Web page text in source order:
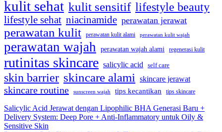
kulit sehat kulit sensitif lifestyle beauty
lifestyle sehat niacinamide perawatan jerawat
perawatan kulit perawatan kulit alami perawatan kulit wajah
perawatan wajah perawatan wajah alami regenerasi kulit
rutinitas skincare salicylic acid self care
skin barrier skincare alami skincare jerawat
skincare routine sunscreen wajah tips kecantikan tips skincare
Salicylic Acid Jerawat dengan Lipophilic BHA Generasi Baru +
Delivery System: Deep Pore + Anti-Inflammatory untuk Oily &
Sensitive Skin